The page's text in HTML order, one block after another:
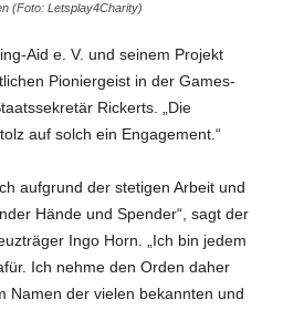
(Foto: Letsplay4Charity)
Aid e. V. und seinem Projekt
Pioniergeist in der Games-
Rickerts. „Die
auf solch ein Engagement.“
aufgrund der stetigen Arbeit und
Hände und Spender“, sagt der
Ingo Horn. „Ich bin jedem
Ich nehme den Orden daher
Namen der vielen bekannten und